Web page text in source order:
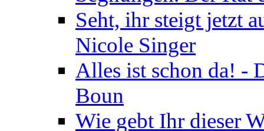
Seht, ihr steigt jetzt
Nicole Singer
Alles ist schon da! -
Boun
Wie gebt Ihr dieser